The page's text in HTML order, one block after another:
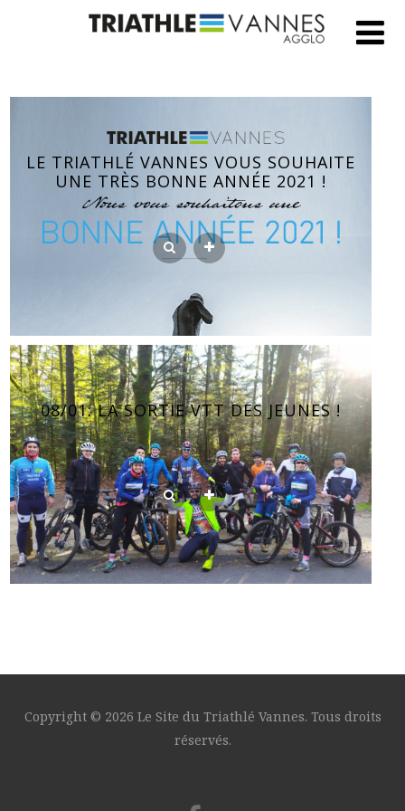
LE TRIATHLÉ VANNES VOUS SOUHAITE
UNE TRÈS BONNE ANNÉE 2021 !
08/01: LA SORTIE VTT DES JEUNES !
Copyright © 2026 Le Site du Triathlé Vannes. Tous droits
réservés.